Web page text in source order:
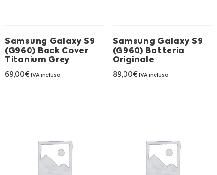
Samsung Galaxy S9
(G960) Back Cover
Titanium Grey
69,00€ IVA inclusa
Samsung Galaxy S9
(G960) Batteria
Originale
89,00€ IVA inclusa